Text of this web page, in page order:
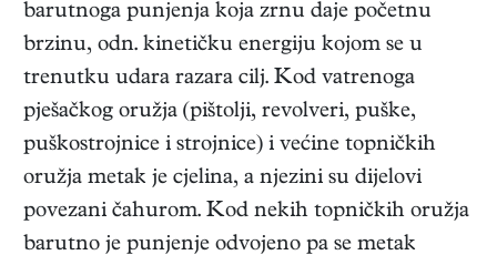
barutnoga punjenja koja zrnu daje početnu
brzinu, odn. kinetičku energiju kojom se u
trenutku udara razara cilj. Kod vatrenoga
pješačkog oružja (pištolji, revolveri, puške,
puškostrojnice i strojnice) i većine topničkih
oružja metak je cjelina, a njezini su dijelovi
povezani čahurom. Kod nekih topničkih oružja
barutno je punjenje odvojeno pa se metak